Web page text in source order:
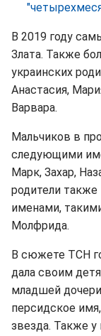
В 2019 году
Злата. Также
украинских
Анастасия,
Варвара.
Мальчиков в
следующими
Марк, Захар,
родители
именами,
Молфрида.
В сюжете ТСН
дала своим
младшей
персидское
звезда. Также